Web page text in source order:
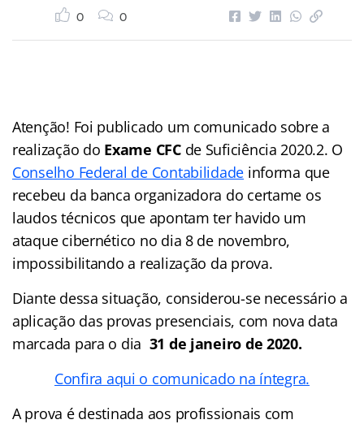
0 0
Atenção! Foi publicado um comunicado sobre a
realização do Exame CFCde Suficiência 2020.2. O
Conselho Federal de Contabilidade informa que
recebeu da banca organizadora do certame os
laudos técnicos que apontam ter havido um
ataque cibernético no dia 8 de novembro,
impossibilitando a realização da prova.
Diante dessa situação, considerou-se necessário a
aplicação das provas presenciais, com nova data
marcada para o dia 31 de janeiro de 2020.
Confira aqui o comunicado na íntegra.
A prova é destinada aos profissionais com